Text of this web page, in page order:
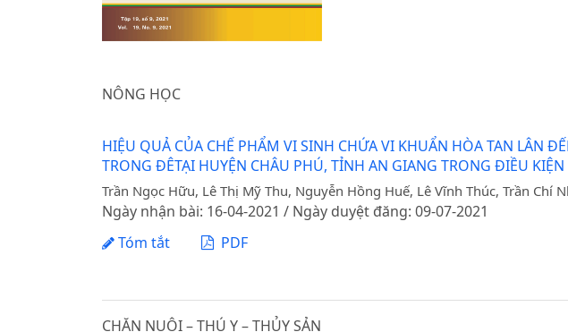
NÔNG HỌC
HIỆU QUẢ CỦA CHẾ PHẨM VI SINH CHỨA VI KHUẨN HÒA TAN LÂN
TRONG ĐÊTẠI HUYỆN CHÂU PHÚ, TỈNH AN GIANG TRONG ĐIỀU
Trần Ngọc Hữu, Lê Thị Mỹ Thu, Nguyễn Hồng Huế, Lê Vĩnh Thúc, Trần Chí
Ngày nhận bài: 16-04-2021 / Ngày duyệt đăng: 09-07-2021
Tóm tắt
PDF
CHĂN NUÔI – THÚ Y – THỦY SẢN